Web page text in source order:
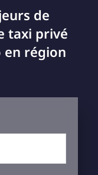
de
taxi privé
en région